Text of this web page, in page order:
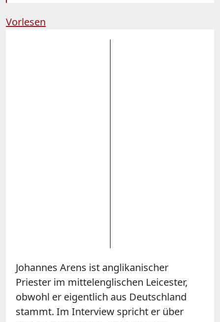
Vorlesen
Johannes Arens ist anglikanischer
Priester im mittelenglischen Leicester,
obwohl er eigentlich aus Deutschland
stammt. Im Interview spricht er über